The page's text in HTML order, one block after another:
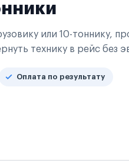
или 10-тоннику,
технику в рейс без
Оплата по результату